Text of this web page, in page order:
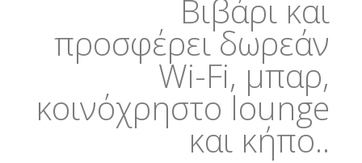
Βιβάρι και
προσφέρει δωρεάν
Wi-Fi, μπαρ,
κοινόχρηστο lounge
και κήπο..